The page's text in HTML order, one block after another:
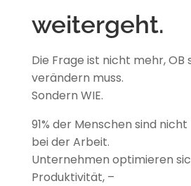
weitergeht.
Die Frage ist nicht mehr, OB
verändern muss.
Sondern WIE.
91% der Menschen sind
bei der Arbeit.
Unternehmen optimieren
Produktivität, –